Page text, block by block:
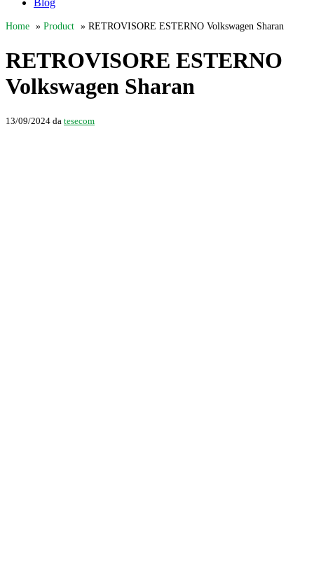
Blog
Home » Product » RETROVISORE ESTERNO Volkswagen Sharan
RETROVISORE ESTERNO
Volkswagen Sharan
13/09/2024 da tesecom